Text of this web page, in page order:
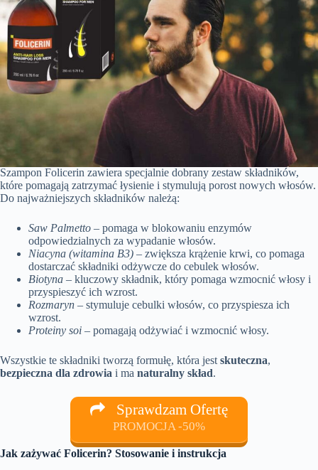
Szampon Folicerin zawiera specjalnie dobrany zestaw składników,
które pomagają zatrzymać łysienie i stymulują porost nowych włosów.
Do najważniejszych składników należą:
Saw Palmetto – pomaga w blokowaniu enzymów
odpowiedzialnych za wypadanie włosów.
Niacyna (witamina B3) – zwiększa krążenie krwi, co pomaga
dostarczać składniki odżywcze do cebulek włosów.
Biotyna – kluczowy składnik, który pomaga wzmocnić włosy i
przyspieszyć ich wzrost.
Rozmaryn – stymuluje cebulki włosów, co przyspiesza ich
wzrost.
Proteiny soi – pomagają odżywiać i wzmocnić włosy.
Wszystkie te składniki tworzą formułę, która jestskuteczna,
bezpieczna dla zdrowia i ma naturalny skład.
Sprawdzam Ofertę
PROMOCJA -50%
Jak zażywać Folicerin? Stosowanie i instrukcja